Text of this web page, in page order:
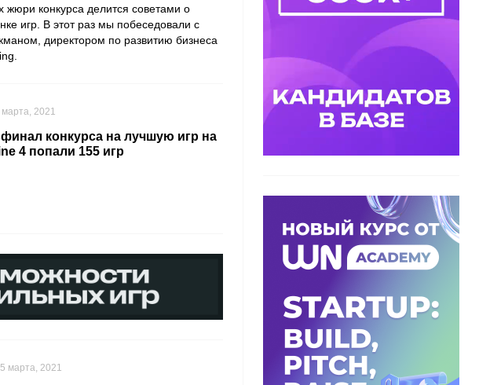
жюри конкурса делится советами о
игр. В этот раз мы побеседовали с
, директором по развитию бизнеса
марта, 2021
конкурса на лучшую игр на
4 попали 155 игр
5 марта, 2021